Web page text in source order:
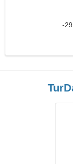
مرد مجرد به دنبال همسر 29-